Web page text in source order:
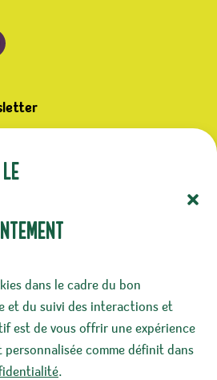
dans le cadre du bon
et du suivi des interactions et
est de vous offrir une expérience
comme définit dans
.
sur Facebook
et le traitement de mes
site. -Politique de